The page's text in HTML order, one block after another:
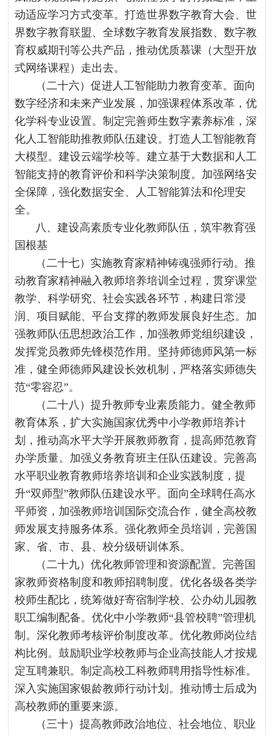
动适应学习方式变革。打造世界数字教育大会、世
界数字教育联盟、全球数字教育发展指数、数字教
育权威期刊等公共产品，推动优质慕课（大型开放
式网络课程）走出去。
（二十六）促进人工智能助力教育变革。面向
数字经济和未来产业发展，加强课程体系改革，优
化学科专业设置。制定完善师生数字素养标准，深
化人工智能助推教师队伍建设。打造人工智能教育
大模型。建设云端学校等。建立基于大数据和人工
智能支持的教育评价和科学决策制度。加强网络安
全保障，强化数据安全、人工智能算法和伦理安
全。
八、建设高素质专业化教师队伍，筑牢教育强
国根基
（二十七）实施教育家精神铸魂强师行动。推
动教育家精神融入教师培养培训全过程，贯穿课堂
教学、科学研究、社会实践各环节，构建日常浸
润、项目赋能、平台支撑的教师发展良好生态。加
强教师队伍思想政治工作，加强教师党组织建设，
发挥党员教师先锋模范作用。坚持师德师风第一标
准，健全师德师风建设长效机制，严格落实师德失
范“零容忍”。
（二十八）提升教师专业素质能力。健全教师
教育体系，扩大实施国家优秀中小学教师培养计
划，推动高水平大学开展教师教育，提高师范教育
办学质量。加强义务教育班主任队伍建设。完善高
水平职业教育教师培养培训和企业实践制度，提
升“双师型”教师队伍建设水平。面向全球聘任高水
平师资，加强教师培训国际交流合作，健全高校教
师发展支持服务体系。强化教师全员培训，完善国
家、省、市、县、校分级研训体系。
（二十九）优化教师管理和资源配置。完善国
家教师资格制度和教师招聘制度。优化各级各类学
校师生配比，统筹做好寄宿制学校、公办幼儿园教
职工编制配备。优化中小学教师“县管校聘”管理机
制。深化教师考核评价制度改革。优化教师岗位结
构比例。鼓励职业学校教师与企业高技能人才按规
定互聘兼职。制定高校工科教师聘用指导性标准。
深入实施国家银龄教师行动计划。推动博士后成为
高校教师的重要来源。
（三十）提高教师政治地位、社会地位、职业